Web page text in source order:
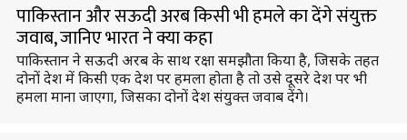
पाकिस्तान और सऊदी अरब किसी भी हमले का देंगे संयुक्त
जवाब, जानिए भारत ने क्या कहा
पाकिस्तान ने सऊदी अरब के साथ रक्षा समझौता किया है, जिसके तहत
दोनों देश में किसी एक देश पर हमला होता है तो उसे दूसरे देश पर भी
हमला माना जाएगा, जिसका दोनों देश संयुक्त जवाब देंगे।